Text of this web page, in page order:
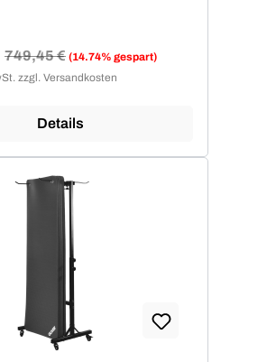
Regulärer Preis:
749,45 € (14.74% gespart)
zzgl. Versandkosten
Details